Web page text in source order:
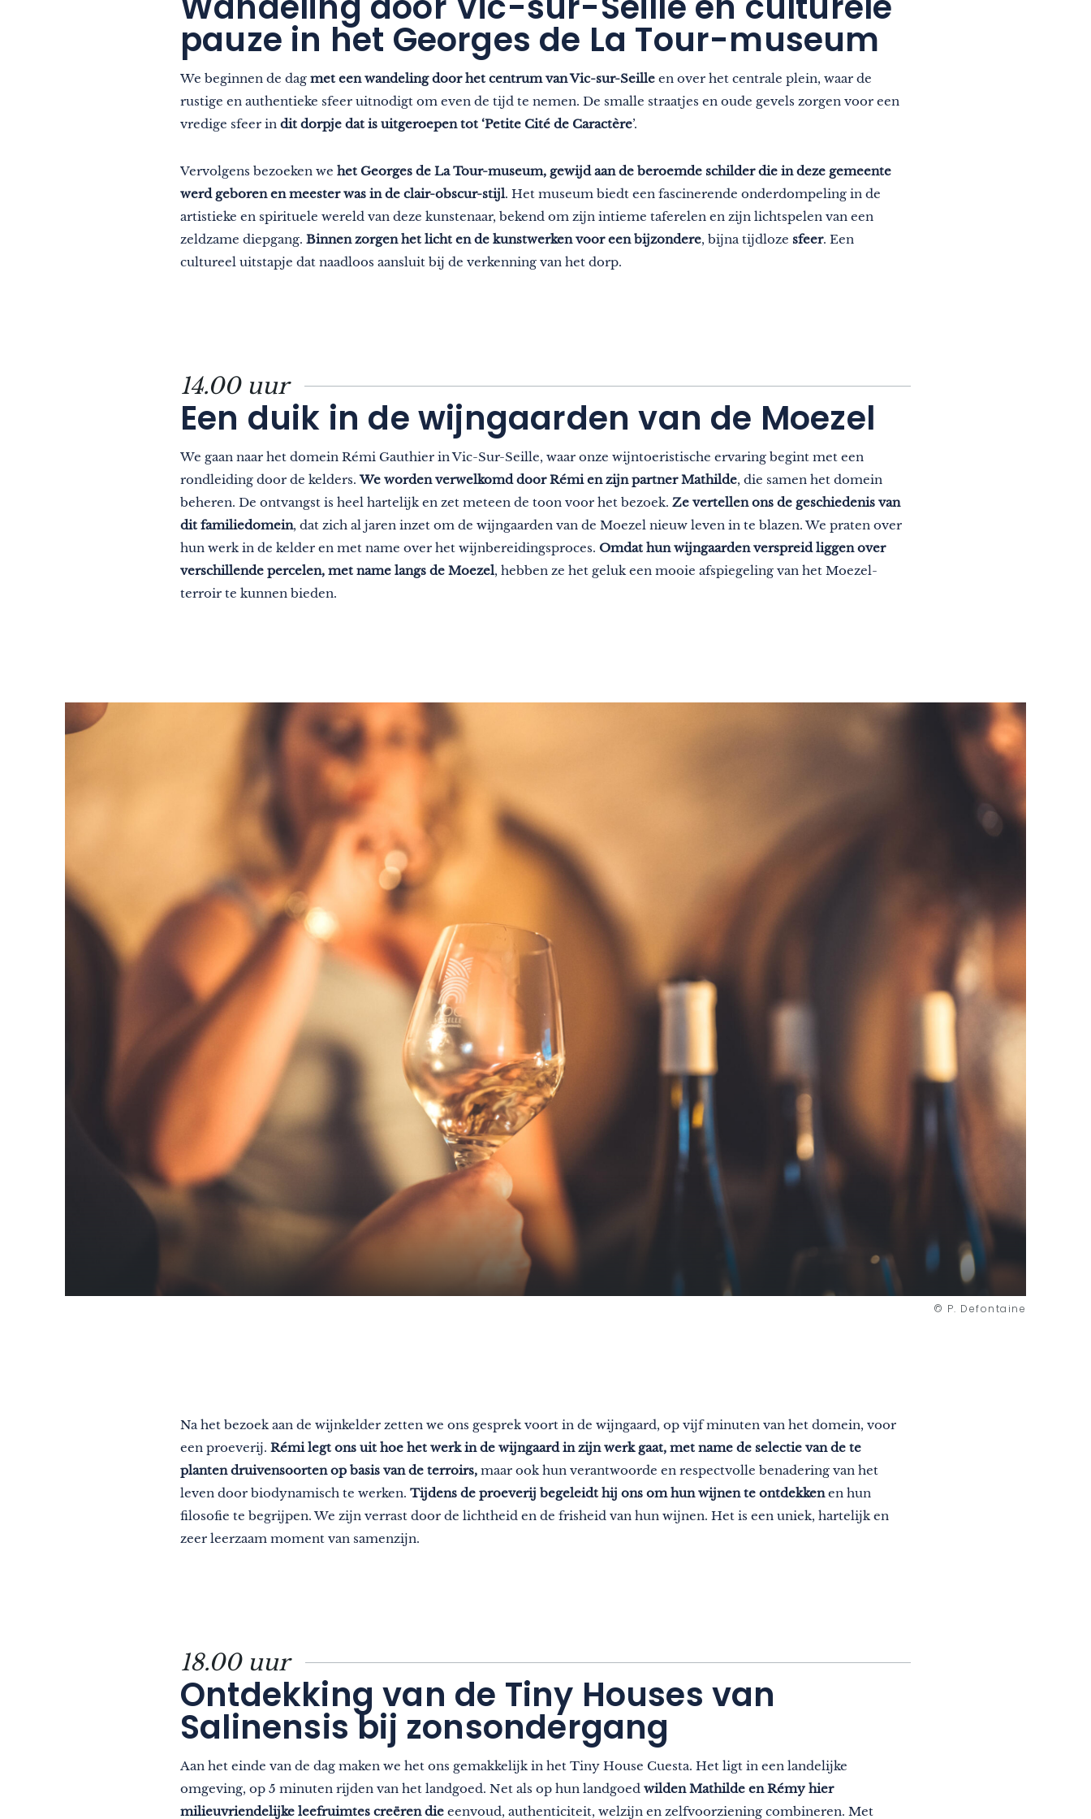
Cultuur & erfgoed
pauze in het Georges de La Tour-museum
We beginnen de dag met een wandeling door het centrum van Vic-sur-Seille en over het centrale plein, waar de
rustige en authentieke sfeer uitnodigt om even de tijd te nemen. De smalle straatjes en oude gevels zorgen voor een
vredige sfeer in dit dorpje dat is uitgeroepen tot ‘Petite Cité de Caractère’.
Vervolgens bezoeken we het Georges de La Tour-museum, gewijd aan de beroemde schilder die in deze gemeente
werd geboren en meester was in de clair-obscur-stijl. Het museum biedt een fascinerende onderdompeling in de
artistieke en spirituele wereld van deze kunstenaar, bekend om zijn intieme taferelen en zijn lichtspelen van een
zeldzame diepgang. Binnen zorgen het licht en de kunstwerken voor een bijzondere, bijna tijdloze sfeer. Een
cultureel uitstapje dat naadloos aansluit bij de verkenning van het dorp.
14.00 uur
Een duik in de wijngaarden van de Moezel
We gaan naar het domein Rémi Gauthier in Vic-Sur-Seille, waar onze wijntoeristische ervaring begint met een
rondleiding door de kelders.We worden verwelkomd door Rémi en zijn partner Mathilde, die samen het domein
beheren. De ontvangst is heel hartelijk en zet meteen de toon voor het bezoek. Ze vertellen ons de geschiedenis van
dit familiedomein, dat zich al jaren inzet om de wijngaarden van de Moezel nieuw leven in te blazen. We praten over
hun werk in de kelder en met name over het wijnbereidingsproces. Omdat hun wijngaarden verspreid liggen over
verschillende percelen, met name langs de Moezel, hebben ze het geluk een mooie afspiegeling van het Moezel-
terroir te kunnen bieden.
© P. Defontaine
Na het bezoek aan de wijnkelder zetten we ons gesprek voort in de wijngaard, op vijf minuten van het domein, voor
een proeverij. Rémi legt ons uit hoe het werk in de wijngaard in zijn werk gaat, met name de selectie van de te
planten druivensoorten op basis van de terroirs, maar ook hun verantwoorde en respectvolle benadering van het
leven door biodynamisch te werken. Tijdens de proeverij begeleidt hij ons om hun wijnen te ontdekken en hun
filosofie te begrijpen. We zijn verrast door de lichtheid en de frisheid van hun wijnen. Het is een uniek, hartelijk en
zeer leerzaam moment van samenzijn.
18.00 uur
Ontdekking van de Tiny Houses van
Salinensis bij zonsondergang
Aan het einde van de dag maken we het ons gemakkelijk in het Tiny House Cuesta. Het ligt in een landelijke
omgeving, op 5 minuten rijden van het landgoed. Net als op hun landgoed wilden Mathilde en Rémy hier
milieuvriendelijke leefruimtes creëren die eenvoud, authenticiteit, welzijn en zelfvoorziening combineren. Met